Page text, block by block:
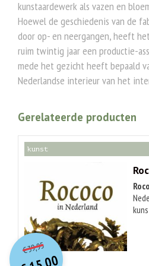
kunstaardewerk als vazen en
Hoewel de geschiedenis van de
door op- en neergangen, heeft
ruim twintig jaar een productie-
mede het gezicht heeft bepaald
Nederlandse interieur van het
Gerelateerde producten
kunst
€39,95O
orspr
onkelijke
prijs
Huidige
prijs